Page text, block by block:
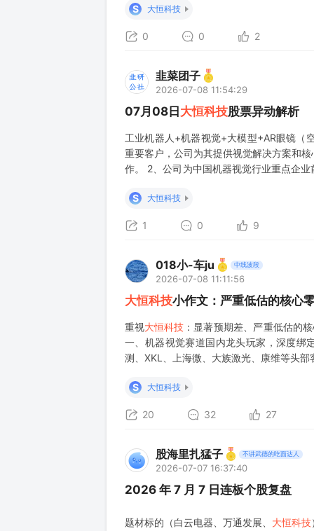
S
大恒科技
0 0 2
韭菜团子
2026-07-08 11:54:29
07月08日 大恒科技股票异动解析
工业机器人+机器视觉+大模型+AR眼镜（
重要客户，公司为其提供视觉解决方案和
作。 2、公司为中国机器视觉行业重点企
洋的“大洋千机大模型平台”开发了多
S 大恒科技
1 0 9
018小-车ju 中线波段
2026-07-08 11:11:56
大恒科技小作文：严重低估的核心
重视大恒科技 ：显著预期差、严重低估的
一、机器视觉赛道国内龙头玩家，深度绑
测、XKL、上海微、大族激光、康维等头
S
大恒科技
20 32 27
股海里扎猛子 不讲武德的吃面达人
2026-07-07 16:37:40
2026 年 7 月 7 日连板个股复盘
题材标的（白云电器、万通发展、 大恒科技